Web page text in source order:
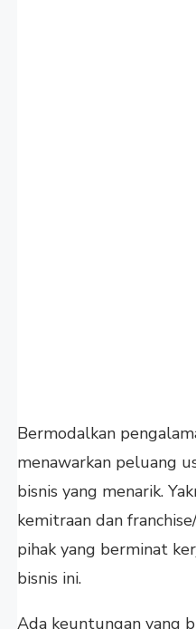
Bermodalkan
menawarkan peluang
bisnis yang menarik.
kemitraan dan
pihak yang berminat
bisnis ini.
Ada keuntungan yang